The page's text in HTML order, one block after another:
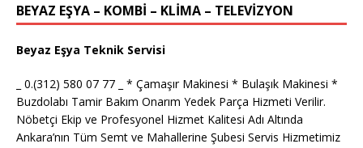
BEYAZ EŞYA – KOMBİ – KLİMA – TELEVİZYON
Beyaz Eşya Teknik Servisi
_ 0.(312) 580 07 77 _ * Çamaşır Makinesi * Bulaşık Makinesi *
Buzdolabı Tamir Bakım Onarım Yedek Parça Hizmeti Verilir.
Nöbetçi Ekip ve Profesyonel Hizmet Kalitesi Adı Altında
Ankara’nın Tüm Semt ve Mahallerine Şubesi Servis Hizmetimiz